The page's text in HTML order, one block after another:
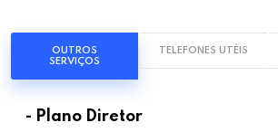
OUTROS
SERVIÇOS
TELEFONES UTÉIS
- Plano Diretor